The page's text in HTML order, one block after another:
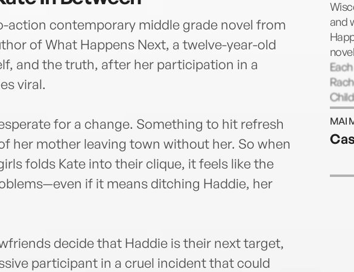
action contemporary middle grade novel from
of What Happens Next, a twelve-year-old
and the truth, after her participation in a
viral.
for a change. Something to hit refresh
her mother leaving town without her. So when
folds Kate into their clique, it feels like the
if it means ditching Haddie, her
decide that Haddie is their next target,
participant in a cruel incident that could
and
MAI